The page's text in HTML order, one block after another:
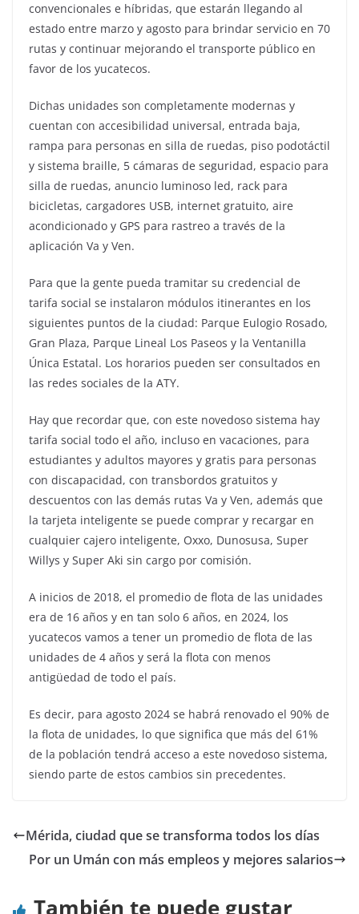
convencionales e híbridas, que estarán llegando al
estado entre marzo y agosto para brindar servicio en 70
rutas y continuar mejorando el transporte público en
favor de los yucatecos.
Dichas unidades son completamente modernas y
cuentan con accesibilidad universal, entrada baja,
rampa para personas en silla de ruedas, piso podotáctil
y sistema braille, 5 cámaras de seguridad, espacio para
silla de ruedas, anuncio luminoso led, rack para
bicicletas, cargadores USB, internet gratuito, aire
acondicionado y GPS para rastreo a través de la
aplicación Va y Ven.
Para que la gente pueda tramitar su credencial de
tarifa social se instalaron módulos itinerantes en los
siguientes puntos de la ciudad: Parque Eulogio Rosado,
Gran Plaza, Parque Lineal Los Paseos y la Ventanilla
Única Estatal. Los horarios pueden ser consultados en
las redes sociales de la ATY.
Hay que recordar que, con este novedoso sistema hay
tarifa social todo el año, incluso en vacaciones, para
estudiantes y adultos mayores y gratis para personas
con discapacidad, con transbordos gratuitos y
descuentos con las demás rutas Va y Ven, además que
la tarjeta inteligente se puede comprar y recargar en
cualquier cajero inteligente, Oxxo, Dunosusa, Super
Willys y Super Aki sin cargo por comisión.
A inicios de 2018, el promedio de flota de las unidades
era de 16 años y en tan solo 6 años, en 2024, los
yucatecos vamos a tener un promedio de flota de las
unidades de 4 años y será la flota con menos
antigüedad de todo el país.
Es decir, para agosto 2024 se habrá renovado el 90% de
la flota de unidades, lo que significa que más del 61%
de la población tendrá acceso a este novedoso sistema,
siendo parte de estos cambios sin precedentes.
Mérida, ciudad que se transforma todos los días
Por un Umán con más empleos y mejores salarios
También te puede gustar